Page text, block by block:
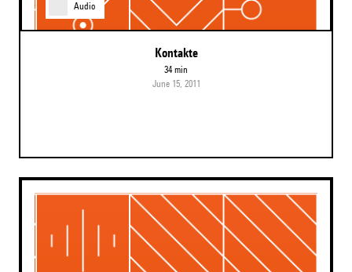
Audio
Kontakte
34 min
June 15, 2011